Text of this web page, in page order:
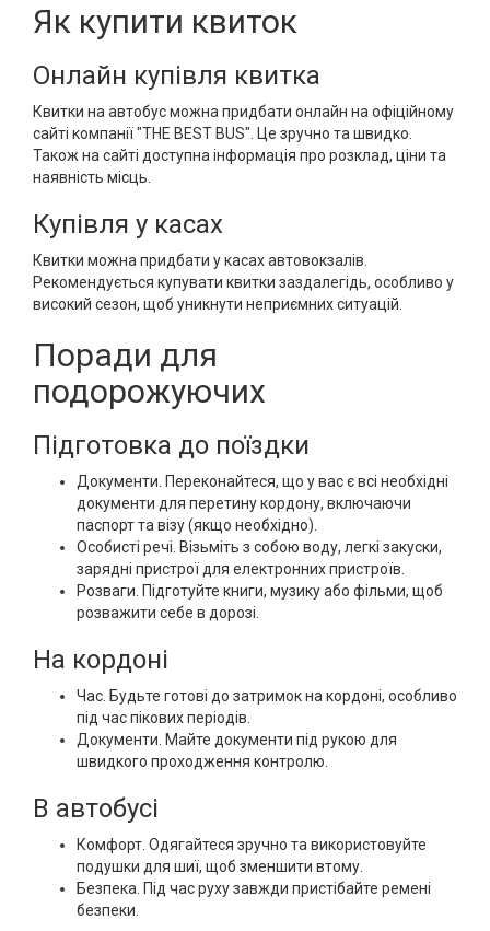
Як купити квиток
Онлайн купівля квитка
Квитки на автобус можна придбати онлайн на офіційному
сайті компанії "THE BEST BUS". Це зручно та швидко.
Також на сайті доступна інформація про розклад, ціни та
наявність місць.
Купівля у касах
Квитки можна придбати у касах автовокзалів.
Рекомендується купувати квитки заздалегідь, особливо у
високий сезон, щоб уникнути неприємних ситуацій.
Поради для
подорожуючих
Підготовка до поїздки
Документи. Переконайтеся, що у вас є всі необхідні
документи для перетину кордону, включаючи
паспорт та візу (якщо необхідно).
Особисті речі. Візьміть з собою воду, легкі закуски,
зарядні пристрої для електронних пристроїв.
Розваги. Підготуйте книги, музику або фільми, щоб
розважити себе в дорозі.
На кордоні
Час. Будьте готові до затримок на кордоні, особливо
під час пікових періодів.
Документи. Майте документи під рукою для
швидкого проходження контролю.
В автобусі
Комфорт. Одягайтеся зручно та використовуйте
подушки для шиї, щоб зменшити втому.
Безпека. Під час руху завжди пристібайте ремені
безпеки.